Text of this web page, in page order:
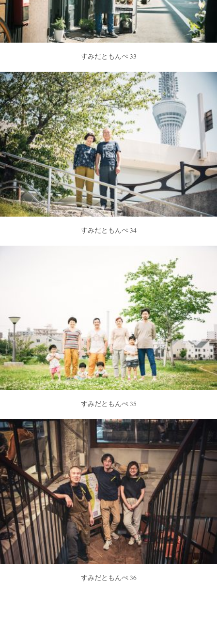
すみだともんぺ 33
すみだともんぺ 34
すみだともんぺ 35
すみだともんぺ 36